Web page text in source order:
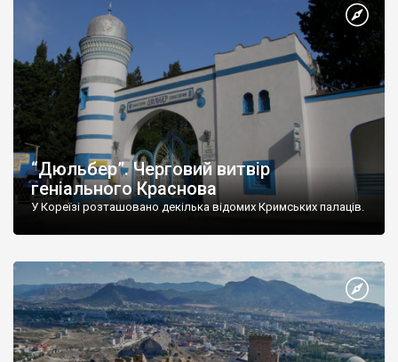
“Дюльбер”. Черговий витвір
геніального Краснова
У Кореїзі розташовано декілька відомих Кримських палаців.